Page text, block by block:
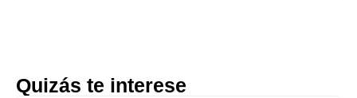
Quizás te interese